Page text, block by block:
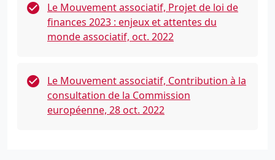
Le Mouvement associatif, Projet de loi de
finances 2023 : enjeux et attentes du
monde associatif, oct. 2022
Le Mouvement associatif, Contribution à la
consultation de la Commission
européenne, 28 oct. 2022